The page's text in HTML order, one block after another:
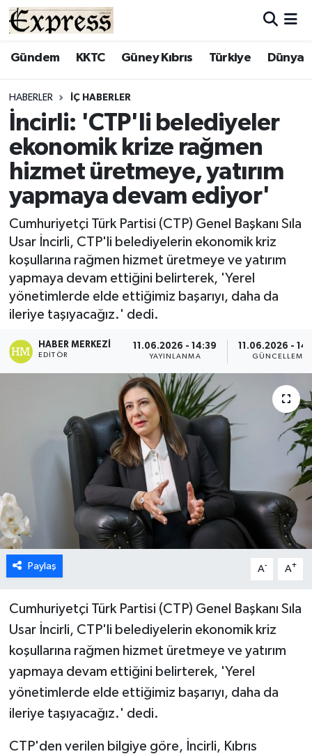
Gündem KKTC Güney Kıbrıs Türkiye Dünya
HABERLER İÇ HABERLER
İncirli: 'CTP'li belediyeler
ekonomik krize rağmen
hizmet üretmeye, yatırım
yapmaya devam ediyor'
Cumhuriyetçi Türk Partisi (CTP) Genel Başkanı Sıla
Usar İncirli, CTP'li belediyelerin ekonomik kriz
koşullarına rağmen hizmet üretmeye ve yatırım
yapmaya devam ettiğini belirterek, 'Yerel
yönetimlerde elde ettiğimiz başarıyı, daha da
ileriye taşıyacağız.' dedi.
HABER MERKEZI
EDITÖR
11.06.2026 - 14:39
YAYINLANMA
11.06.2026 -
GÜNCELLEME
Paylaş A- A+
Cumhuriyetçi Türk Partisi (CTP) Genel Başkanı Sıla
Usar İncirli, CTP'li belediyelerin ekonomik kriz
koşullarına rağmen hizmet üretmeye ve yatırım
yapmaya devam ettiğini belirterek, 'Yerel
yönetimlerde elde ettiğimiz başarıyı, daha da
ileriye taşıyacağız.' dedi.
CTP'den verilen bilgiye göre, İncirli, Kıbrıs
ALAYKÖY
BİLİM
ÇATALKÖY
DÜNYA
EĞİTİM
EKONOMİ
ENGLISH
GAZİMAĞUSA
GÜNDEM
GÜNEY KIBRIS
İÇ HABERLER
KÜLTÜR SANAT
LEFKOŞA
MAGAZİN
Nöbetçi Eczaneler
Hava Durumu
Süper Lig Puan Durumu ve Fikstür
Tüm Manşetler
Son Dakika Haberleri
Haber Arşivi